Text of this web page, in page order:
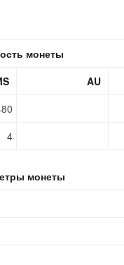
монеты
AU
4
монеты